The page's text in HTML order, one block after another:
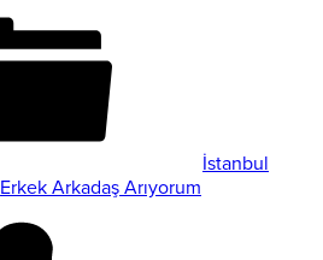
İstanbul
Erkek Arkadaş Arıyorum